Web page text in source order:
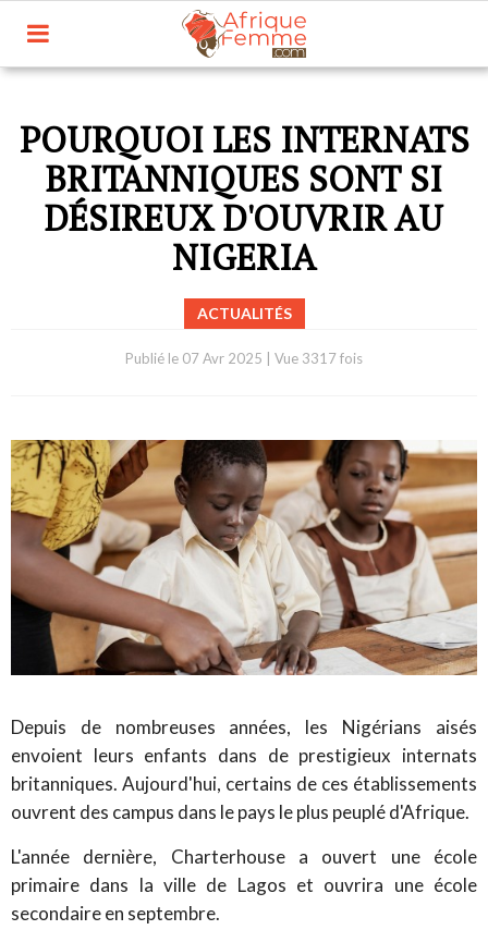
POURQUOI LES INTERNATS
BRITANNIQUES SONT SI
DÉSIREUX D'OUVRIR AU
NIGERIA
ACTUALITÉS
Publié le 07 Avr 2025 Vue 3317 fois
Depuis de nombreuses années, les Nigérians aisés
envoient leurs enfants dans de prestigieux internats
britanniques. Aujourd'hui, certains de ces établissements
ouvrent des campus dans le pays le plus peuplé d'Afrique.
L'année dernière, Charterhouse a ouvert une école
primaire dans la ville de Lagos et ouvrira une école
secondaire en septembre.